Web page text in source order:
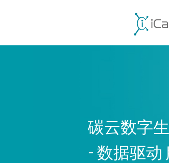
碳云数字
- 数据驱动